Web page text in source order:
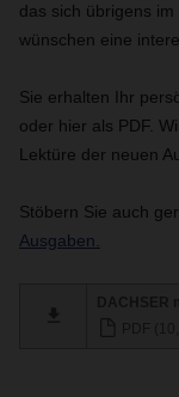
das sich übrigens
wünschen eine
Sie erhalten Ihr
oder hier als PDF.
Lektüre der neuen
Stöbern Sie auch
Ausgaben.